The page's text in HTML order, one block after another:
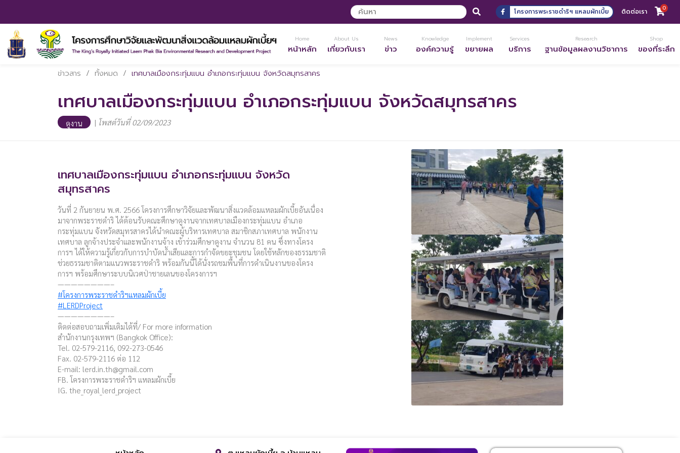
โครงการพระราชดำริฯ แหลมผักเบี้ย ติดต่อเรา 0
Home
หน้าหลัก
About Us
เกี่ยวกับเรา
News
ข่าว
Knowledge
องค์ความรู้
Implement
ขยายผล
Services
บริการ
Research
ฐานข้อมูลผลงานวิชาการ
Shop
ของที่ระลึก
ข่าวสาร / ทั้งหมด / เทศบาลเมืองกระทุ่มแบน อำเภอกระทุ่มแบน จังหวัดสมุทรสาคร
เทศบาลเมืองกระทุ่มแบน อำเภอกระทุ่มแบน จังหวัดสมุทรสาคร
ดูงาน | โพสต์วันที่ 02/09/2023
เทศบาลเมืองกระทุ่มแบน อำเภอกระทุ่มแบน จังหวัด
สมุทรสาคร
วันที่ 2 กันยายน พ.ศ. 2566 โครงการศึกษาวิจัยและพัฒนาสิ่งแวดล้อมแหลมผักเบี้ยอันเนื่อง
มาจากพระราชดำริ ได้ต้อนรับคณะศึกษาดูงานจากเทศบาลเมืองกระทุ่มแบน อำเภอ
กระทุ่มแบน จังหวัดสมุทรสาครได้นำคณะผู้บริหารเทศบาล สมาชิกสภาเทศบาล พนักงาน
เทศบาล ลูกจ้างประจำและพนักงานจ้าง เข้าร่วมศึกษาดูงาน จำนวน 81 คน ซึ่งทางโครง
การฯ ได้ให้ความรู้เกี่ยวกับการบำบัดน้ำเสียและการกำจัดขยะชุมชน โดยใช้หลักของธรรมชาติ
ช่วยธรรมชาติตามแนวพระราชดำริ พร้อมกันนี้ได้นั่งรถชมพื้นที่การดำเนินงานของโครง
การฯ พร้อมศึกษาระบบนิเวศป่าชายเลนของโครงการฯ
————————–
#โครงการพระราชดำริฯแหลมผักเบี้ย
#LERDProject
————————–
ติดต่อสอบถามเพิ่มเติมได้ที่/ For more information
สำนักงานกรุงเทพฯ (Bangkok Office):
Tel. 02-579-2116, 092-273-0546
Fax. 02-579-2116 ต่อ 112
E-mail: lerd.in.th@gmail.com
FB. โครงการพระราชดำริฯ แหลมผักเบี้ย
IG. the_royal_lerd_project